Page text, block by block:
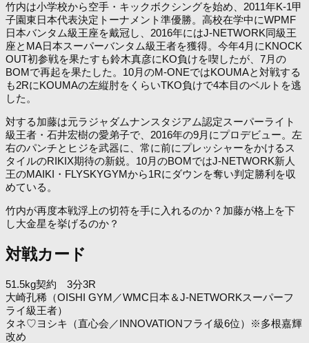
竹内は小学校から空手・キックボクシングを始め、2011年K-1甲
子園東日本代表決定トーナメント準優勝。高校在学中にWPMF
日本バンタム級王座を戴冠し、2016年にはJ-NETWORK同級王
座とMA日本スーパーバンタム級王者を獲得。今年4月にKNOCK
OUT初参戦を果たすも鈴木真彦にKO負けを喫したが、7月の
BOMで再起を果たした。10月のM-ONEではKOUMAと対戦する
も2RにKOUMAの左縦肘をくらいTKO負けで4本目のベルトを逃
した。
対する加藤は元ラジャダムナンスタジアム認定スーパーライト
級王者・石井宏樹の愛弟子で、2016年の9月にプロデビュー。左
右のパンチとヒジを武器に、常に前にプレッシャーをかけるス
タイルのRIKIX期待の新鋭。10月のBOMではJ-NETWORK新人
王のMAIKI・FLYSKYGYMから1Rにダウンを奪い判定勝利を収
めている。
竹内が再度本戦浮上の切符を手に入れるのか？加藤が格上を下
し大金星を挙げるのか？
対戦カード
51.5kg契約 3分3R
大崎孔稀（OISHI GYM／WMC日本＆J-NETWORKスーパーフ
ライ級王者）
タネ♡ヨシキ（直心会／INNOVATIONフライ級6位）※多根嘉輝
改め